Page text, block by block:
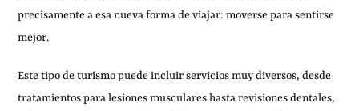
precisamente a esa nueva forma de viajar: moverse para sentirse
mejor.
Este tipo de turismo puede incluir servicios muy diversos, desde
tratamientos para lesiones musculares hasta revisiones dentales,